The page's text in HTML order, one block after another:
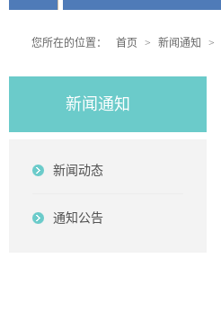
您所在的位置： 首页 > 新闻通知 >
新闻通知
新闻动态
通知公告